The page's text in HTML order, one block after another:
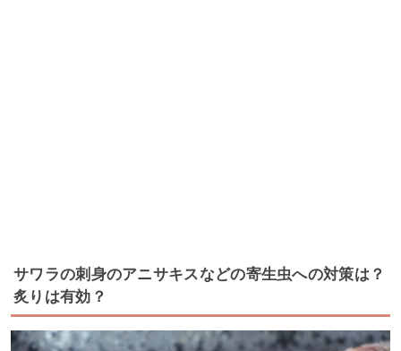
サワラの刺身のアニサキスなどの寄生虫への対策は？
炙りは有効？